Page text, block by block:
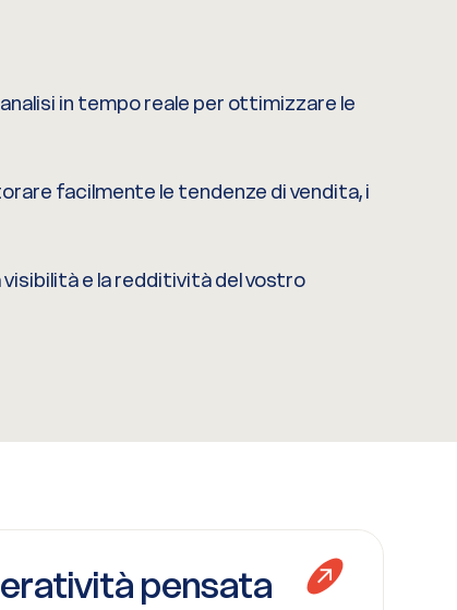
in tempo reale per ottimizzare le
facilmente le tendenze di vendita, i
e la redditività del vostro
pensata